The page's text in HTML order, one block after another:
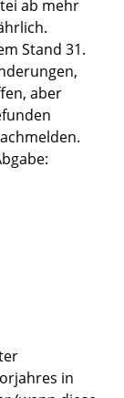
ab mehr
Stand 31.
aber
in